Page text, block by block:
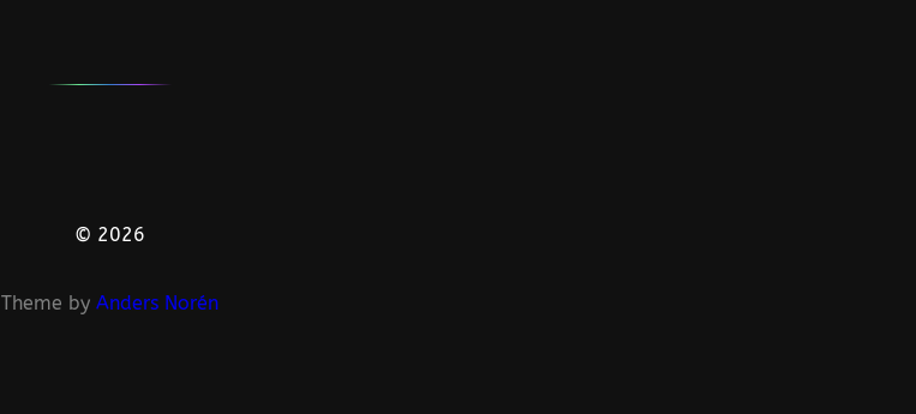
© 2026
Theme by Anders Norén